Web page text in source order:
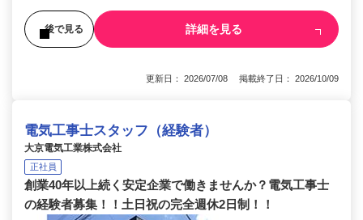
後で見る 詳細を見る
更新日： 2026/07/08 掲載終了日： 2026/10/09
電気工事士スタッフ（経験者）
大京電気工業株式会社
正社員
創業40年以上続く安定企業で働きませんか？電気工事士
の経験者募集！！土日祝の完全週休2日制！！